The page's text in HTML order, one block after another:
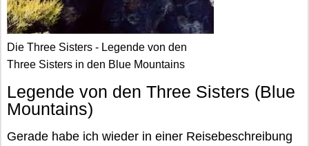
Die Three Sisters - Legende von den
Three Sisters in den Blue Mountains
Legende von den Three Sisters (Blue
Mountains)
Gerade habe ich wieder in einer Reisebeschreibung